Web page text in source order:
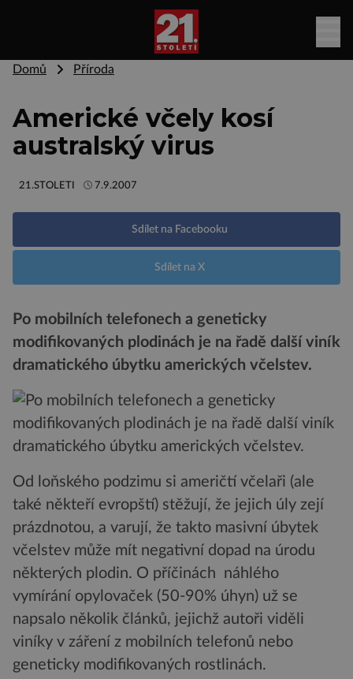
Domů Příroda
Americké včely kosí
australský virus
21.STOLETI 7.9.2007
Sdílet na Facebooku
Sdílet na X
Po mobilních telefonech a geneticky
modifikovaných plodinách je na řadě další viník
dramatického úbytku amerických včelstev.
Od loňského podzimu si američtí včelaři (ale
také někteří evropští) stěžují, že jejich úly zejí
prázdnotou, a varují, že takto masivní úbytek
včelstev může mít negativní dopad na úrodu
některých plodin. O příčinách náhlého
vymírání opylovaček (50-90% úhyn) už se
napsalo několik článků, jejichž autoři viděli
viníky v záření z mobilních telefonů nebo
geneticky modifikovaných rostlinách.